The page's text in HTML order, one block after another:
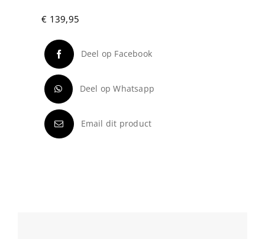
€ 139,95
Deel op Facebook
Deel op Whatsapp
Email dit product